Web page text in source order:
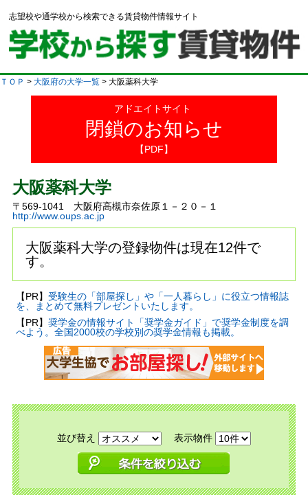
志望校や通学校から検索できる賃貸物件情報サイト
ＴＯＰ > 大阪府の大学一覧 > 大阪薬科大学
アドエイトサイト
閉鎖のお知らせ
【PDF】
大阪薬科大学
〒569-1041 大阪府高槻市奈佐原１－２０－１
http://www.oups.ac.jp
大阪薬科大学の登録物件は現在12件で
す。
【PR】 受験生の「部屋探し」や「一人暮らし」に役立つ情報誌
を、まとめて無料プレゼントいたします。
【PR】 奨学金の情報サイト「奨学金ガイド」で奨学金制度を調
べよう。全国2000校の学校別の奨学金情報も掲載。
並び替え 表示物件